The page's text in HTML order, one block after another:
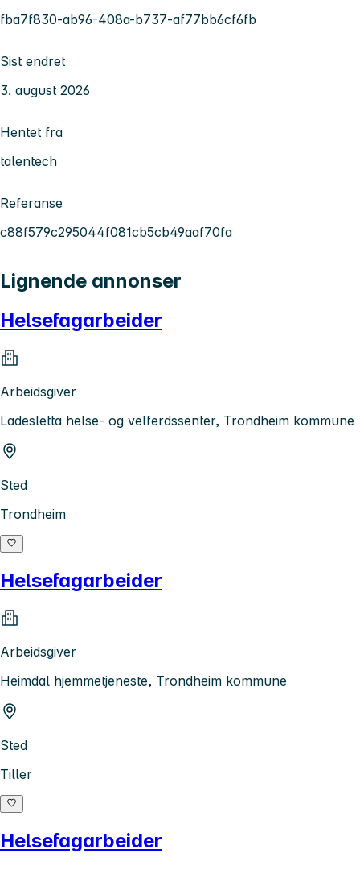
fba7f830-ab96-408a-b737-af77bb6cf6fb
Sist endret
3. august 2026
Hentet fra
talentech
Referanse
c88f579c295044f081cb5cb49aaf70fa
Lignende annonser
Helsefagarbeider
Arbeidsgiver
Ladesletta helse- og velferdssenter, Trondheim kommune
Sted
Trondheim
Helsefagarbeider
Arbeidsgiver
Heimdal hjemmetjeneste, Trondheim kommune
Sted
Tiller
Helsefagarbeider